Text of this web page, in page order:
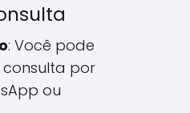
: Você pode
por
ou